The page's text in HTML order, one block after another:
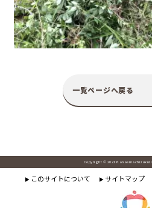
一覧ページへ戻る
Copyright © 2021 Kanaemachizukuri
▶ このサイトについて ▶ サイトマップ